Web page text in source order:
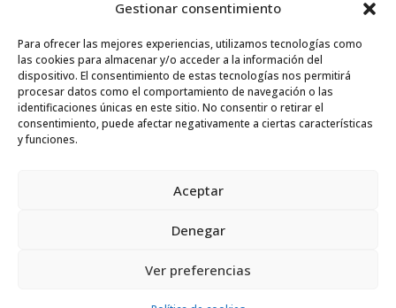
Gestionar consentimiento
Para ofrecer las mejores experiencias, utilizamos tecnologías como
las cookies para almacenar y/o acceder a la información del
dispositivo. El consentimiento de estas tecnologías nos permitirá
procesar datos como el comportamiento de navegación o las
identificaciones únicas en este sitio. No consentir o retirar el
consentimiento, puede afectar negativamente a ciertas características
y funciones.
Aceptar
Denegar
Ver preferencias
Admisiones
Calendario escolar
Contacto
Sugerencias